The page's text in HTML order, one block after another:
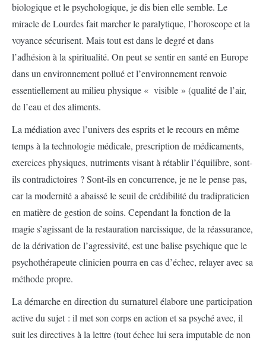
biologique et le psychologique, je dis bien elle semble. Le
miracle de Lourdes fait marcher le paralytique, l’horoscope et la
voyance sécurisent. Mais tout est dans le degré et dans
l’adhésion à la spiritualité. On peut se sentir en santé en Europe
dans un environnement pollué et l’environnement renvoie
essentiellement au milieu physique « visible » (qualité de l’air,
de l’eau et des aliments.
La médiation avec l’univers des esprits et le recours en même
temps à la technologie médicale, prescription de médicaments,
exercices physiques, nutriments visant à rétablir l’équilibre, sont-
ils contradictoires ? Sont-ils en concurrence, je ne le pense pas,
car la modernité a abaissé le seuil de crédibilité du tradipraticien
en matière de gestion de soins. Cependant la fonction de la
magie s’agissant de la restauration narcissique, de la réassurance,
de la dérivation de l’agressivité, est une balise psychique que le
psychothérapeute clinicien pourra en cas d’échec, relayer avec sa
méthode propre.
La démarche en direction du surnaturel élabore une participation
active du sujet : il met son corps en action et sa psyché avec, il
suit les directives à la lettre (tout échec lui sera imputable de non